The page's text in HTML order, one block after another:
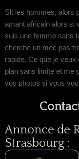
Slt les hommes, alors
amant africain alors si
suis une femme sans
cherche un mec pas
rapide. Ce que je veux
plan sans limite et me
vos photos si vous
Annonce de
Strasbourg :